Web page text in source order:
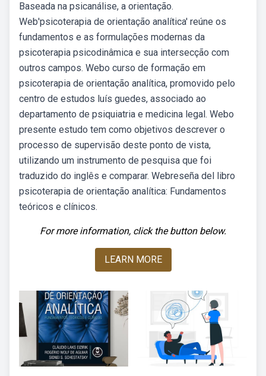
Baseada na psicanálise, a orientação.
Web'psicoterapia de orientação analítica' reúne os
fundamentos e as formulações modernas da
psicoterapia psicodinâmica e sua intersecção com
outros campos. Webo curso de formação em
psicoterapia de orientação analítica, promovido pelo
centro de estudos luís guedes, associado ao
departamento de psiquiatria e medicina legal. Webo
presente estudo tem como objetivos descrever o
processo de supervisão deste ponto de vista,
utilizando um instrumento de pesquisa que foi
traduzido do inglês e comparar. Webreseña del libro
psicoterapia de orientação analítica: Fundamentos
teóricos e clínicos.
For more information, click the button below.
LEARN MORE